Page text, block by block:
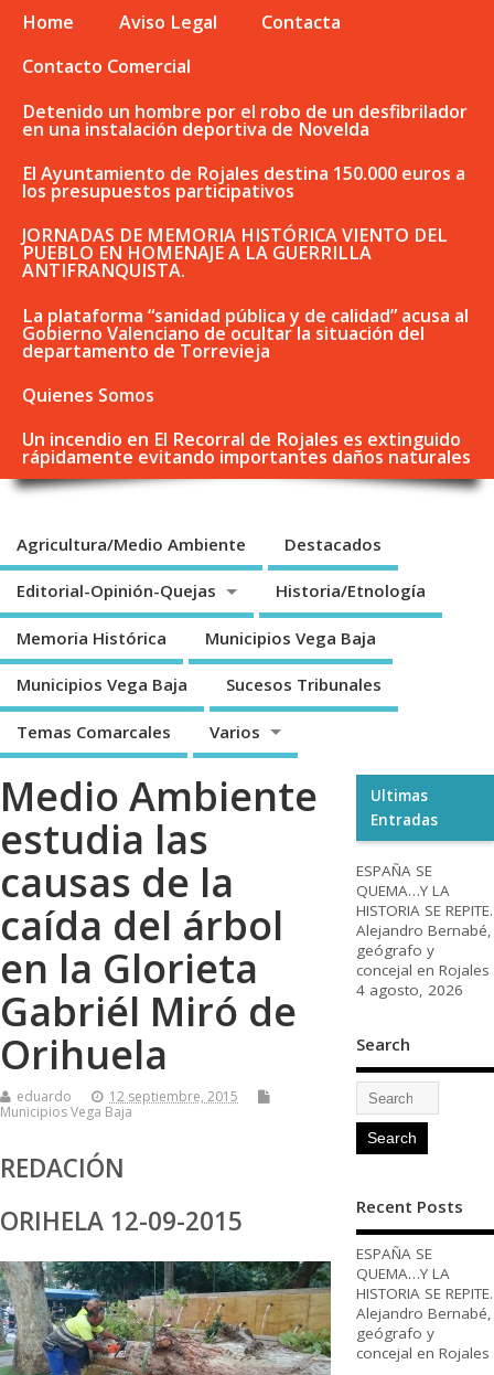
Home Aviso Legal
Contacta
Contacto Comercial
Detenido un hombre por el robo de un desfibrilador
en una instalación deportiva de Novelda
El Ayuntamiento de Rojales destina 150.000 euros a
los presupuestos participativos
JORNADAS DE MEMORIA HISTÓRICA VIENTO DEL
PUEBLO EN HOMENAJE A LA GUERRILLA
ANTIFRANQUISTA.
La plataforma “sanidad pública y de calidad” acusa al
Gobierno Valenciano de ocultar la situación del
departamento de Torrevieja
Quienes Somos
Un incendio en El Recorral de Rojales es extinguido
rápidamente evitando importantes daños naturales
Agricultura/Medio Ambiente Destacados
Editorial-Opinión-Quejas Historia/Etnología
Memoria Histórica Municipios Vega Baja
Municipios Vega Baja Sucesos Tribunales
Temas Comarcales Varios
Medio Ambiente
estudia las
causas de la
caída del árbol
en la Glorieta
Gabriél Miró de
Orihuela
eduardo
12 septiembre, 2015
Municipios Vega Baja
REDACIÓN
ORIHELA 12-09-2015
Ultimas
Entradas
ESPAÑA SE
QUEMA…Y LA
HISTORIA SE REPITE.
Alejandro Bernabé,
geógrafo y
concejal en Rojales
4 agosto, 2026
Search
Recent Posts
ESPAÑA SE
QUEMA…Y LA
HISTORIA SE REPITE.
Alejandro Bernabé,
geógrafo y
concejal en Rojales